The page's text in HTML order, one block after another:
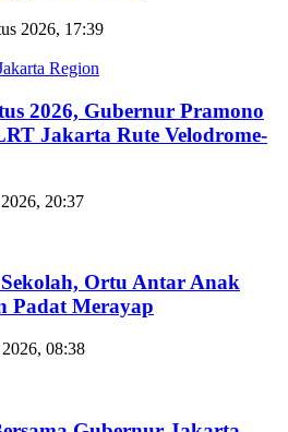
2026, 17:39
Region
2026, Gubernur Pramono
Jakarta Rute Velodrome-
20:37
Ortu Antar Anak
Padat Merayap
08:38